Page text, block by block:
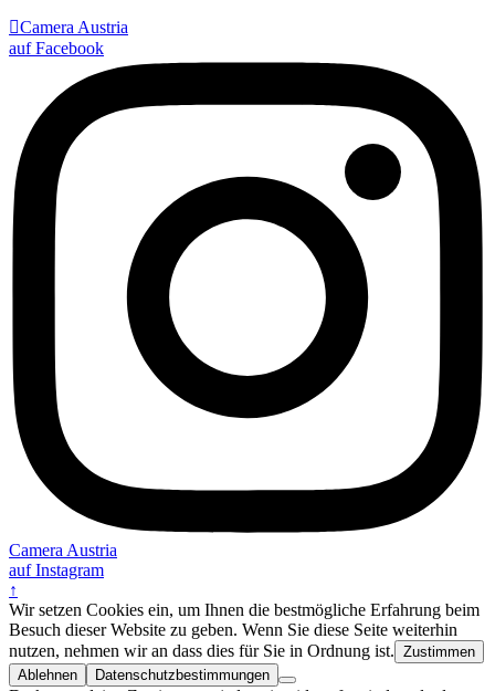
Camera Austria
auf Facebook
Camera Austria
auf Instagram
↑
Wir setzen Cookies ein, um Ihnen die bestmögliche Erfahrung beim
Besuch dieser Website zu geben. Wenn Sie diese Seite weiterhin
nutzen, nehmen wir an dass dies für Sie in Ordnung ist. Zustimmen
Ablehnen
Datenschutzbestimmungen